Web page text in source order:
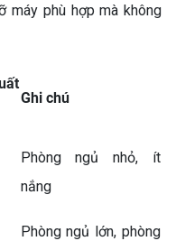
máy phù hợp mà không
Ghi chú
Phòng ngủ nhỏ, ít
nắng
Phòng ngủ lớn, phòng